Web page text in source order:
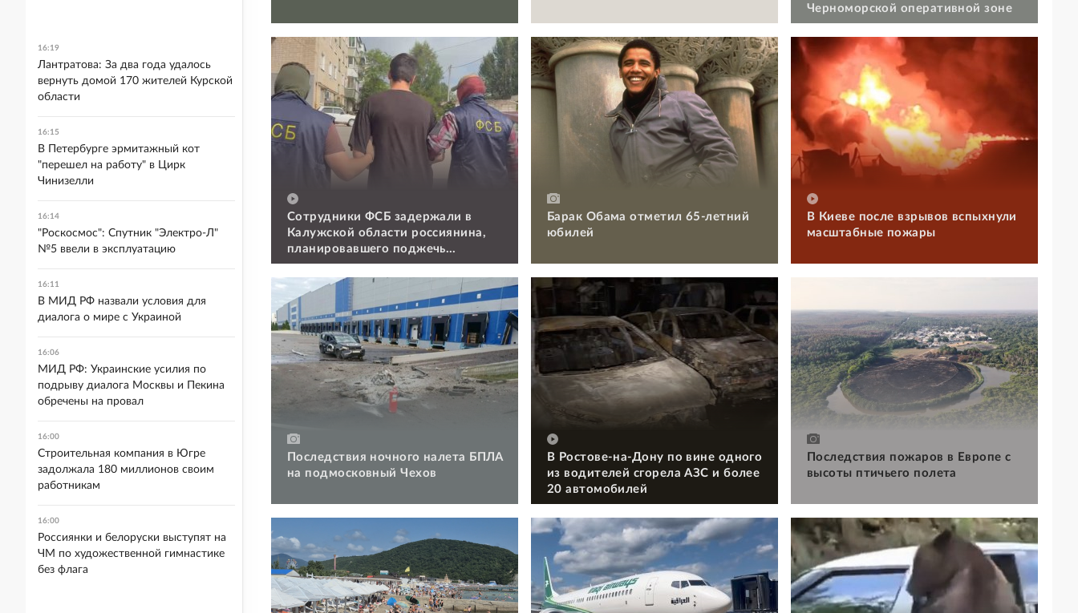
Черноморской оперативной зоне
Сотрудники ФСБ задержали в
Калужской области россиянина,
планировавшего поджечь
военкомат
Барак Обама отметил 65-летний
юбилей
В Киеве после взрывов вспыхнули
масштабные пожары
Последствия ночного налета БПЛА
на подмосковный Чехов
В Ростове-на-Дону по вине одного
из водителей сгорела АЗС и более
20 автомобилей
Последствия пожаров в Европе с
высоты птичьего полета
16:19
Лантратова: За два года удалось
вернуть домой 170 жителей Курской
области
16:15
В Петербурге эрмитажный кот
"перешел на работу" в Цирк
Чинизелли
16:14
"Роскосмос": Спутник "Электро-Л"
№5 ввели в эксплуатацию
16:11
В МИД РФ назвали условия для
диалога о мире с Украиной
16:06
МИД РФ: Украинские усилия по
подрыву диалога Москвы и Пекина
обречены на провал
16:00
Строительная компания в Югре
задолжала 180 миллионов своим
работникам
16:00
Россиянки и белоруски выступят на
ЧМ по художественной гимнастике
без флага